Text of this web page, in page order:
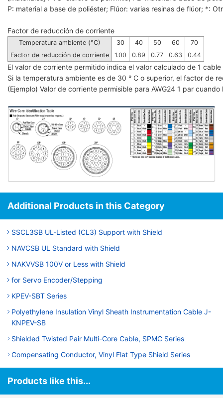
P: material a base de poliéster; Flúor: varias resinas de flúor; *:
Factor de reducción de corriente
Temperatura ambiente (°C) 30 40 50 60
70
Factor de reducción de corriente
1.00 0.89 0.77 0.63 0.44
El valor de corriente permitido indica el valor calculado de 1
Si la temperatura ambiente es de 30 ° C o superior, el factor de
(Ejemplo) Valor de corriente permisible para AWG24 1 par
Additional Products in this Category
SSCL3SB UL-Listed (CL3) Support with Shield
NAVCSB UL Standard with Shield
NAKVVSB 100V or Less with Shield
for Servo Encoder/Stepping
KPEV-SBT Series
Polyethylene Insulation Vinyl Sheath Instrumentation Cable J-
KNPEV-SB
Shielded Twisted Pair Multi-Core Cable, SPMC Series
Compensating Conductor, Vinyl Flat Type Shield Series
Products like this...